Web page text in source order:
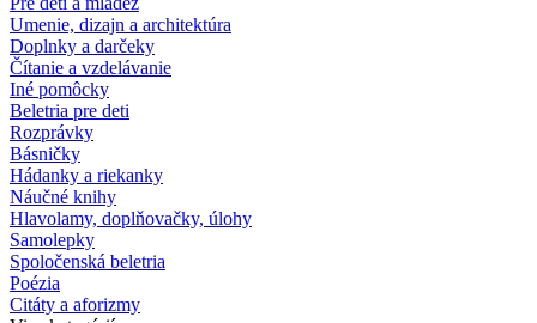
Umenie, dizajn a architektúra
Doplnky a darčeky
Čítanie a vzdelávanie
Iné pomôcky
Beletria pre deti
Rozprávky
Básničky
Hádanky a riekanky
Náučné knihy
Hlavolamy, doplňovačky, úlohy
Samolepky
Spoločenská beletria
Poézia
Citáty a aforizmy